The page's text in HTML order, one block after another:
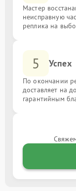
Мастер
неисправную
реплика на
5 Успех
По окончании
доставляет на
гарантийным